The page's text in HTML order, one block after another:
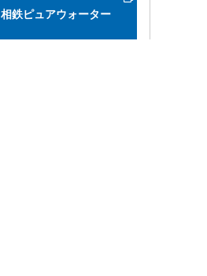
相鉄ピュアウォーター